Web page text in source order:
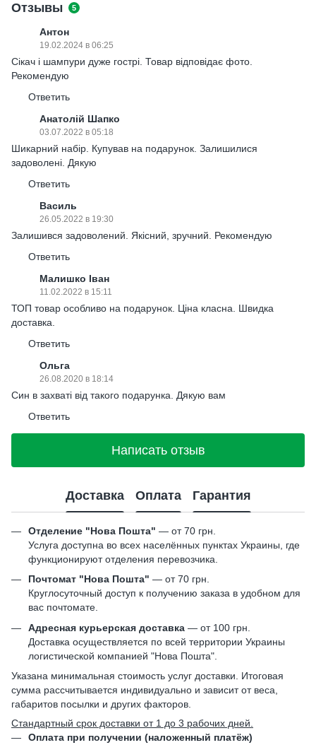
Отзывы 5
Антон
19.02.2024 в 06:25
Сікач і шампури дуже гострі. Товар відповідає фото.
Рекомендую
Ответить
Анатолій Шапко
03.07.2022 в 05:18
Шикарний набір. Купував на подарунок. Залишилися
задоволені. Дякую
Ответить
Василь
26.05.2022 в 19:30
Залишився задоволений. Якісний, зручний. Рекомендую
Ответить
Малишко Іван
11.02.2022 в 15:11
ТОП товар особливо на подарунок. Ціна класна. Швидка
доставка.
Ответить
Ольга
26.08.2020 в 18:14
Син в захваті від такого подарунка. Дякую вам
Ответить
Написать отзыв
Доставка Оплата Гарантия
Отделение "Нова Пошта" — от 70 грн.
Услуга доступна во всех населённых пунктах Украины, где
функционируют отделения перевозчика.
Почтомат "Нова Пошта" — от 70 грн.
Круглосуточный доступ к получению заказа в удобном для
вас почтомате.
Адресная курьерская доставка — от 100 грн.
Доставка осуществляется по всей территории Украины
логистической компанией "Нова Пошта".
Указана минимальная стоимость услуг доставки. Итоговая
сумма рассчитывается индивидуально и зависит от веса,
габаритов посылки и других факторов.
Стандартный срок доставки от 1 до 3 рабочих дней.
Оплата при получении (наложенный платёж)